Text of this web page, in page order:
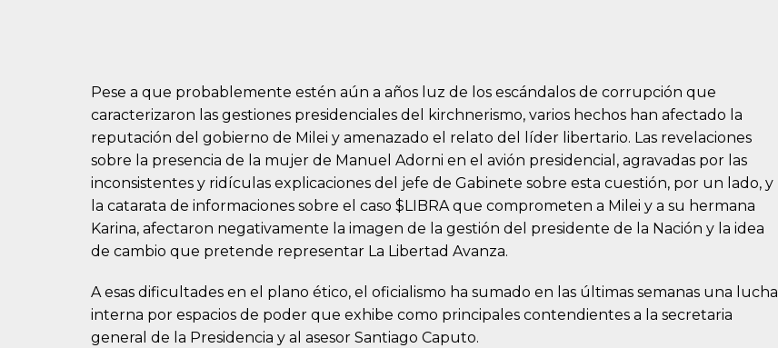
Pese a que probablemente estén aún a años luz de los escándalos de corrupción que
caracterizaron las gestiones presidenciales del kirchnerismo, varios hechos han afectado la
reputación del gobierno de Milei y amenazado el relato del líder libertario. Las revelaciones
sobre la presencia de la mujer de Manuel Adorni en el avión presidencial, agravadas por las
inconsistentes y ridículas explicaciones del jefe de Gabinete sobre esta cuestión, por un lado, y
la catarata de informaciones sobre el caso $LIBRA que comprometen a Milei y a su hermana
Karina, afectaron negativamente la imagen de la gestión del presidente de la Nación y la idea
de cambio que pretende representar La Libertad Avanza.
A esas dificultades en el plano ético, el oficialismo ha sumado en las últimas semanas una lucha
interna por espacios de poder que exhibe como principales contendientes a la secretaria
general de la Presidencia y al asesor Santiago Caputo.